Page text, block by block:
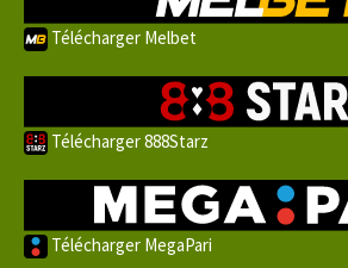
Télécharger Melbet
Télécharger 888Starz
Télécharger MegaPari